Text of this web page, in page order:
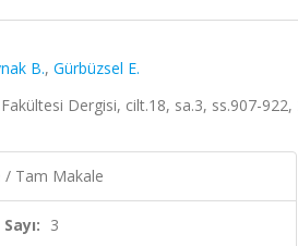
B., Gürbüzsel E.
Dergisi, cilt.18, sa.3, ss.907-
/ Tam Makale
Sayı: 3